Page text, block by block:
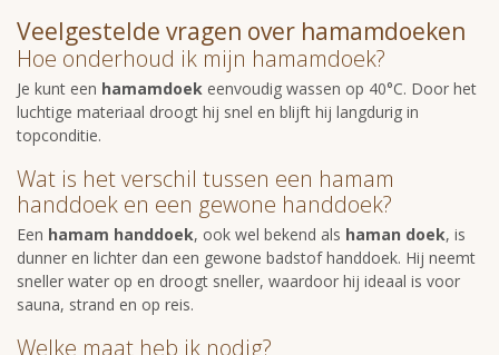
Veelgestelde vragen over hamamdoeken
Hoe onderhoud ik mijn hamamdoek?
Je kunt een hamamdoek eenvoudig wassen op 40°C. Door het
luchtige materiaal droogt hij snel en blijft hij langdurig in
topconditie.
Wat is het verschil tussen een hamam
handdoek en een gewone handdoek?
Een hamam handdoek, ook wel bekend als haman doek, is
dunner en lichter dan een gewone badstof handdoek. Hij neemt
sneller water op en droogt sneller, waardoor hij ideaal is voor
sauna, strand en op reis.
Welke maat heb ik nodig?